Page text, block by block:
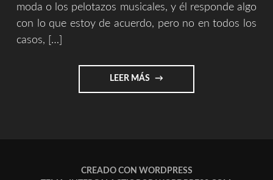
moda o los pelotazos musicales, y él responde algo
con lo que estoy de acuerdo, pero no en todos los
casos, […]
LEER MÁS "LA
DIFERENCIA
POP
CREADO CON WORDPRESS